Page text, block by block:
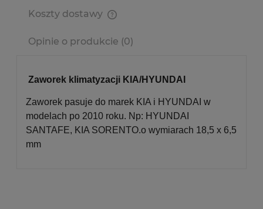
Koszty dostawy
Opinie o produkcie (0)
Zaworek klimatyzacji KIA/HYUNDAI
Zaworek pasuje do marek KIA i HYUNDAI w
modelach po 2010 roku. Np: HYUNDAI
SANTAFE, KIA SORENTO.o wymiarach 18,5 x 6,5
mm